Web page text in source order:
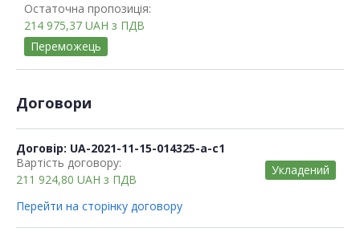
Остаточна пропозиція:
214 975,37 UAH з ПДВ
Переможець
Договори
Договір: UA-2021-11-15-014325-a-c1
Вартість договору:
211 924,80 UAH з ПДВ
Укладений
Перейти на сторінку договору